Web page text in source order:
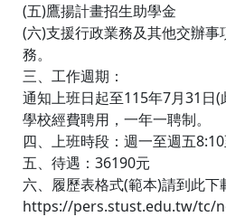
(五)鷹揚計畫招生助學金
(六)支援行政業務及其他交辦
務。
三、工作週期：
通知上班日起至115年7月31日
學校經費聘用，一年一聘制。
四、上班時段：週一至週五8:10
五、待遇：36190元
六、履歷表格式(範本)請到此下
https://pers.stust.edu.tw/tc/